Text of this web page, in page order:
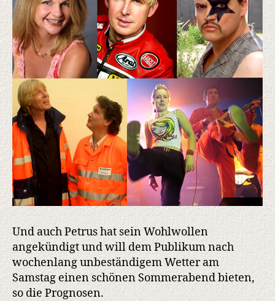
Und auch Petrus hat sein Wohlwollen
angekündigt und will dem Publikum nach
wochenlang unbeständigem Wetter am
Samstag einen schönen Sommerabend bieten,
so die Prognosen.